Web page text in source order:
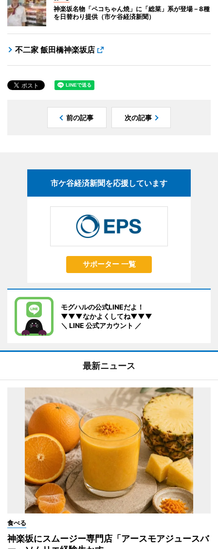
神楽坂名物「ペコちゃん焼」に「総菜」系が登場－8種
を日替わり提供（市ケ谷経済新聞）
不二家 飯田橋神楽坂店
前の記事 次の記事
市ケ谷経済新聞を応援しています
サポーター 一覧
モグハルの公式LINEだよ！
▼▼▼なかよくしてね▼▼▼
＼ LINE 公式アカウント ／
最新ニュース
食べる
神楽坂にスムージー専門店「アースモアジュースバ